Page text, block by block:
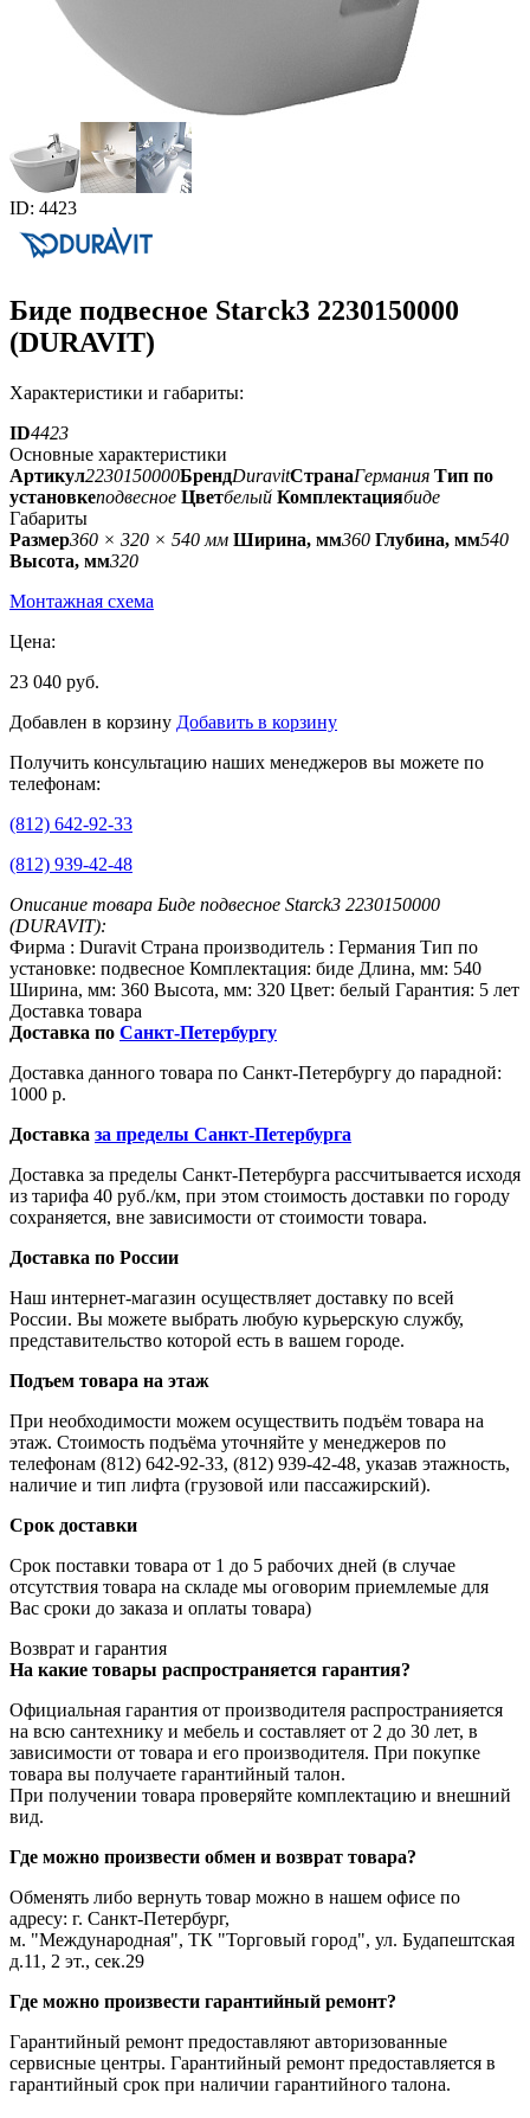
ID: 4423
Биде подвесное Starck3 2230150000
(DURAVIT)
Характеристики и габариты:
ID4423
Основные характеристики
Артикул2230150000БрендDuravitСтранаГермания Тип по
установкеподвесное Цветбелый Комплектациябиде
Габариты
Размер360 × 320 × 540 мм Ширина, мм360 Глубина, мм540
Высота, мм320
Монтажная схема
Цена:
23 040 руб.
Добавлен в корзину Добавить в корзину
Получить консультацию наших менеджеров вы можете по
телефонам:
(812) 642-92-33
(812) 939-42-48
Описание товара Биде подвесное Starck3 2230150000
(DURAVIT):
Фирма : Duravit Страна производитель : Германия Тип по
установке: подвесное Комплектация: биде Длина, мм: 540
Ширина, мм: 360 Высота, мм: 320 Цвет: белый Гарантия: 5 лет
Доставка товара
Доставка по Санкт-Петербургу
Доставка данного товара по Санкт-Петербургу до парадной:
1000 р.
Доставка за пределы Санкт-Петербурга
Доставка за пределы Санкт-Петербурга рассчитывается исходя
из тарифа 40 руб./км, при этом стоимость доставки по городу
сохраняется, вне зависимости от стоимости товара.
Доставка по России
Наш интернет-магазин осуществляет доставку по всей
России. Вы можете выбрать любую курьерскую службу,
представительство которой есть в вашем городе.
Подъем товара на этаж
При необходимости можем осуществить подъём товара на
этаж. Стоимость подъёма уточняйте у менеджеров по
телефонам (812) 642-92-33, (812) 939-42-48, указав этажность,
наличие и тип лифта (грузовой или пассажирский).
Срок доставки
Срок поставки товара от 1 до 5 рабочих дней (в случае
отсутствия товара на складе мы оговорим приемлемые для
Вас сроки до заказа и оплаты товара)
Возврат и гарантия
На какие товары распространяется гарантия?
Официальная гарантия от производителя распространияется
на всю сантехнику и мебель и составляет от 2 до 30 лет, в
зависимости от товара и его производителя. При покупке
товара вы получаете гарантийный талон.
При получении товара проверяйте комплектацию и внешний
вид.
Где можно произвести обмен и возврат товара?
Обменять либо вернуть товар можно в нашем офисе по
адресу: г. Санкт-Петербург,
м. "Международная", ТК "Торговый город", ул. Будапештская
д.11, 2 эт., сек.29
Где можно произвести гарантийный ремонт?
Гарантийный ремонт предоставляют авторизованные
сервисные центры. Гарантийный ремонт предоставляется в
гарантийный срок при наличии гарантийного талона.